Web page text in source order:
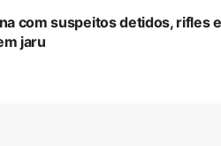
com suspeitos detidos, rifles
jaru